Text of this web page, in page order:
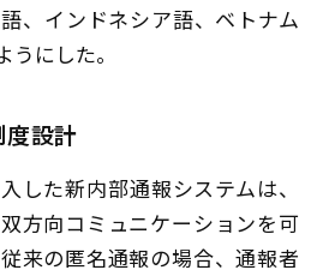
、インドネシア語、ベトナム
にした。
設計
した新内部通報システムは、
方向コミュニケーションを可
来の匿名通報の場合、通報者